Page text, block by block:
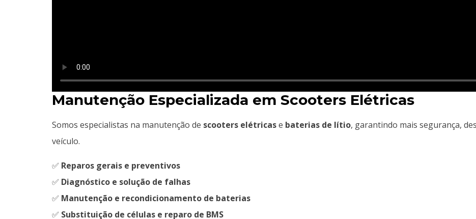
Manutenção Especializada em Scooters Elétricas
Somos especialistas na manutenção de scooters elétricase baterias de lítio, garantindo mais segurança,
veículo.
✅ Reparos gerais e preventivos
✅ Diagnóstico e solução de falhas
✅ Manutenção e recondicionamento de baterias
✅ Substituição de células e reparo de BMS